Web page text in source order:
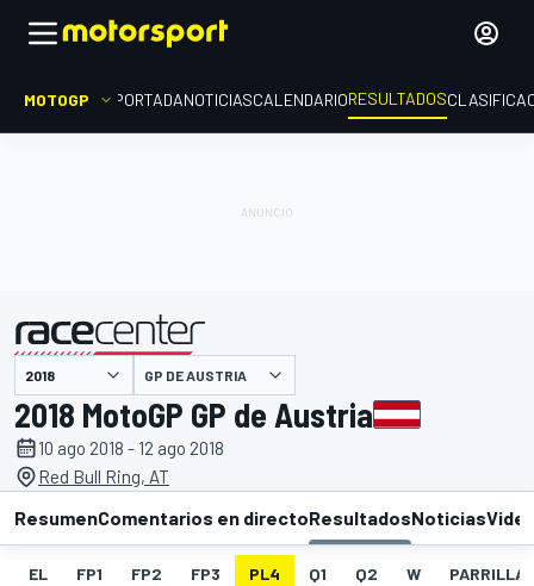
MOTOGP PORTADANOTICIASCALENDARIORESULTADOS
presentado por GP DE AUSTRIA
2018 MotoGP GP de Austria
10 ago 2018 - 12 ago 2018
Red Bull Ring, AT
ResumenComentarios en directoResultadosNoticias
EL FP1 FP2 FP3 PL4 Q1 Q2 W PARRILLA